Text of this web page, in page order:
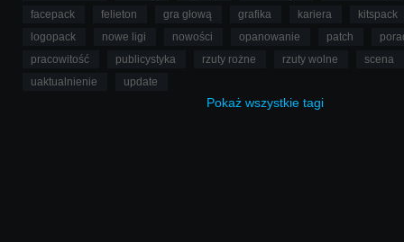
facepack
felieton gra głową grafika kariera
kitspack
logopack
nowe ligi nowości opanowanie patch
pracowitość
publicystyka rzuty rożne rzuty wolne
scena
uaktualnienie
update
Pokaż wszystkie tagi